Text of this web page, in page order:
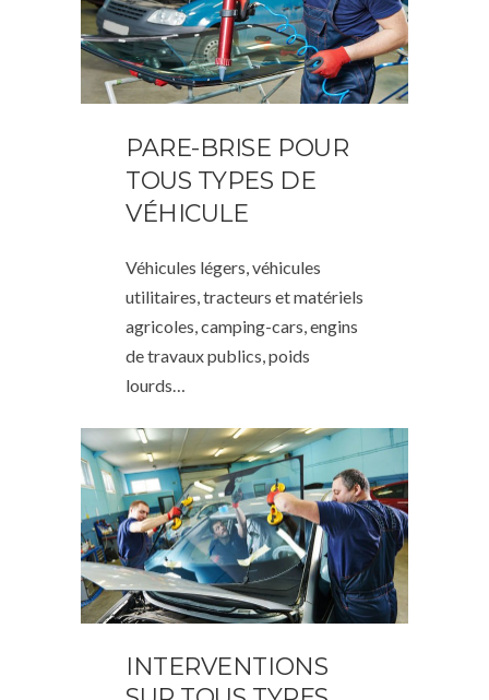
PARE-BRISE POUR
TOUS TYPES DE
VÉHICULE
Véhicules légers, véhicules
utilitaires, tracteurs et matériels
agricoles, camping-cars, engins
de travaux publics, poids
lourds…
INTERVENTIONS